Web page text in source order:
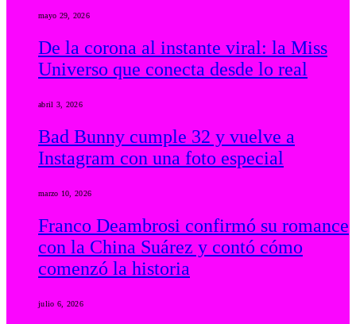
mayo 29, 2026
De la corona al instante viral: la Miss
Universo que conecta desde lo real
abril 3, 2026
Bad Bunny cumple 32 y vuelve a
Instagram con una foto especial
marzo 10, 2026
Franco Deambrosi confirmó su romance
con la China Suárez y contó cómo
comenzó la historia
julio 6, 2026